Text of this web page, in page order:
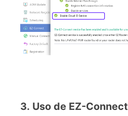
3. Uso de EZ-Connect